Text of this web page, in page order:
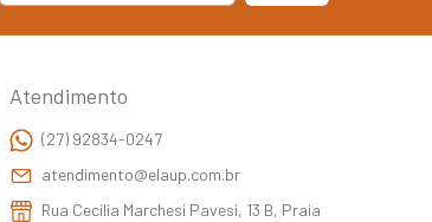
Atendimento
(27) 92834-0247
atendimento@elaup.com.br
Rua Cecilia Marchesi Pavesi, 13 B, Praia